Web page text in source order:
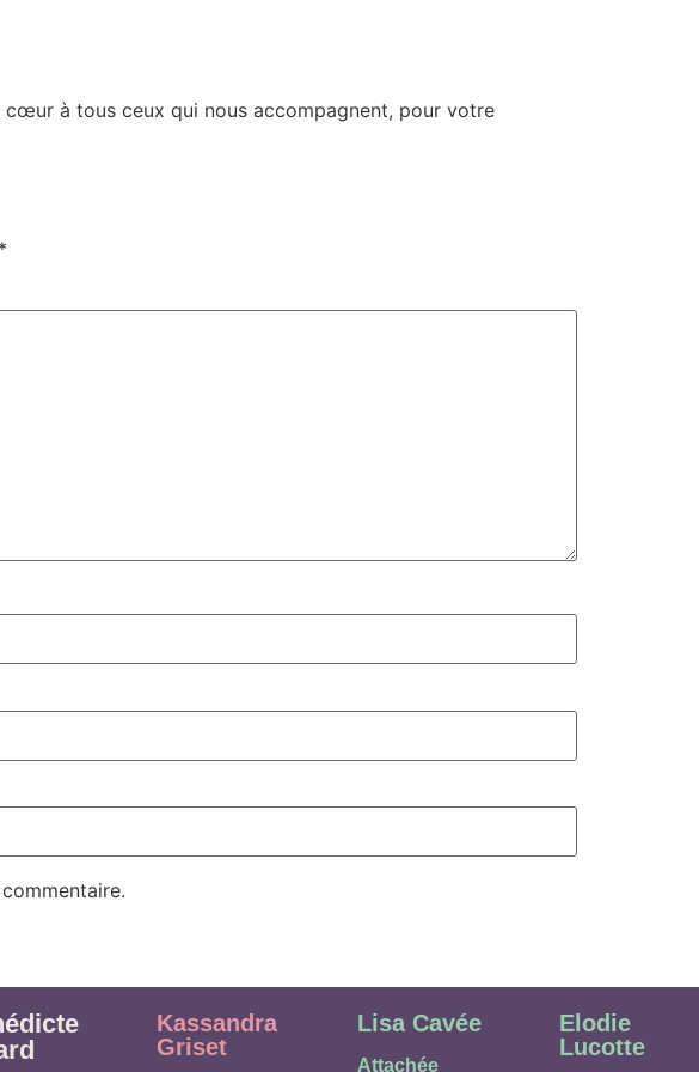
à tous ceux qui nous accompagnent, pour votre
*
Kassandra
Griset
Lisa Cavée
Attachée
Elodie
Lucotte